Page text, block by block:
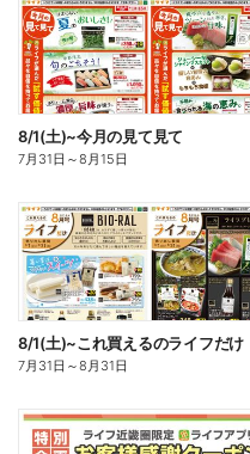
8/1(土)~今月の見て見て
7月31日 ～8月15日
8/1(土)~これ買えるのライフだけ
7月31日 ～8月31日